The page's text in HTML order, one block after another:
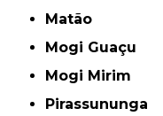
Matão
Mogi Guaçu
Mogi Mirim
Pirassununga